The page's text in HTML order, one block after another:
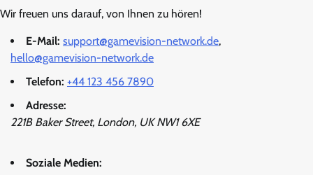
Wir freuen uns darauf, von Ihnen zu hören!
E-Mail: support@gamevision-network.de,
hello@gamevision-network.de
Telefon: +44 123 456 7890
Adresse:
221B Baker Street, London, UK NW1 6XE
Soziale Medien: